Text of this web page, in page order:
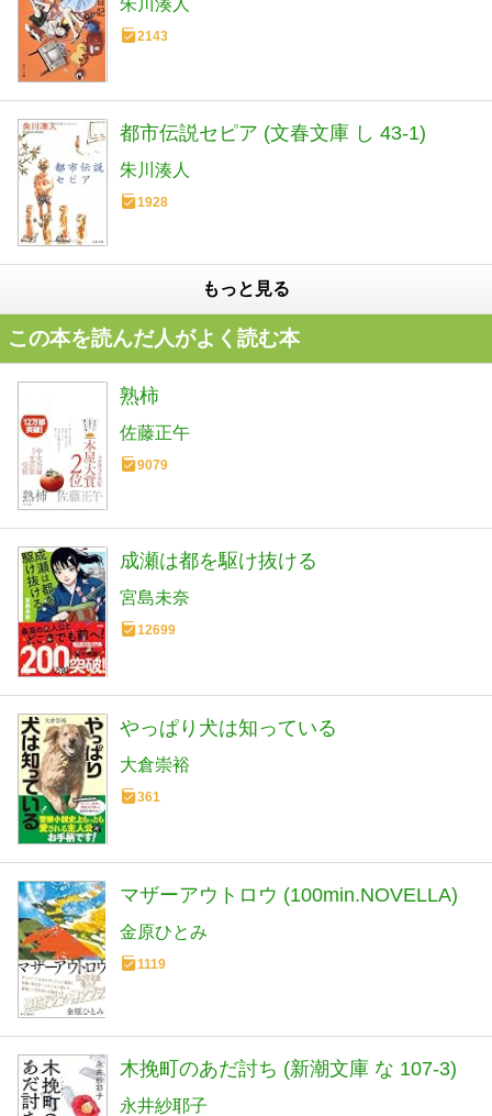
朱川湊人
2143
都市伝説セピア (文春文庫 し 43-1)
朱川湊人
1928
もっと見る
この本を読んだ人がよく読む本
熟柿
佐藤正午
9079
成瀬は都を駆け抜ける
宮島未奈
12699
やっぱり犬は知っている
大倉崇裕
361
マザーアウトロウ (100min.NOVELLA)
金原ひとみ
1119
木挽町のあだ討ち (新潮文庫 な 107-3)
永井紗耶子